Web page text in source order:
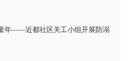
年——近都社区关工小组开展防溺